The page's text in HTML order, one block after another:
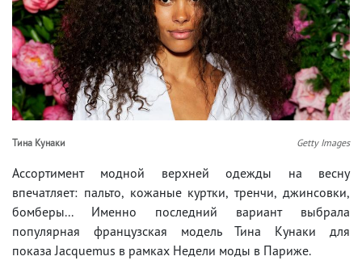
Тина Кунаки Getty Images
Ассортимент модной верхней одежды на весну
впечатляет: пальто, кожаные куртки, тренчи, джинсовки,
бомберы... Именно последний вариант выбрала
популярная французская модель Тина Кунаки для
показа Jacquemus в рамках Недели моды в Париже.